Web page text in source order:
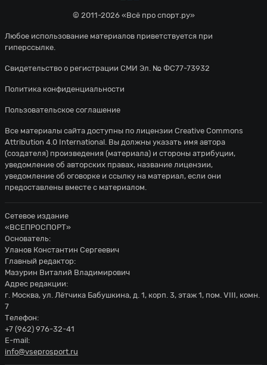
© 2011-2026 «Всё про спорт.ру»
Любое использование материалов приветствуется при
гиперссылке.
Свидетельство о регистрации СМИ Эл. № ФС77-73932
Политика конфиденциальности
Пользовательское соглашение
Все материалы сайта доступны по лицензии Creative Commons
Attribution 4.0 International. Вы должны указать имя автора
(создателя) произведения (материала) и стороны атрибуции,
уведомление об авторских правах, название лицензии,
уведомление об оговорке и ссылку на материал, если они
предоставлены вместе с материалом.
Сетевое издание
«ВСЕПРОСПОРТ»
Основатель:
Уланов Константин Сергеевич
Главный редактор:
Мазурин Виталий Владимирович
Адрес редакции:
г. Москва, ул. Лётчика Бабушкина, д. 1, корп. 3, этаж 1, пом. VIII, комн.
7
Телефон:
+7 (962) 976-32-41
E-mail:
info@vseprosport.ru